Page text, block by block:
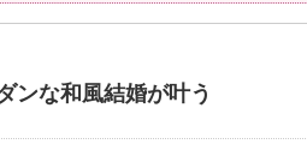
ンな和風結婚が叶う